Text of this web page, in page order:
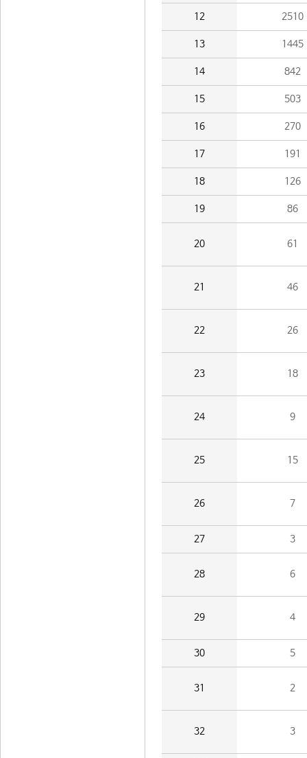
12 2510
13 1445
14 842
15 503
16 270
17 191
18 126
19 86
20 61
21 46
22 26
23 18
24 9
25 15
26 7
27 3
28 6
29 4
30 5
31 2
32 3